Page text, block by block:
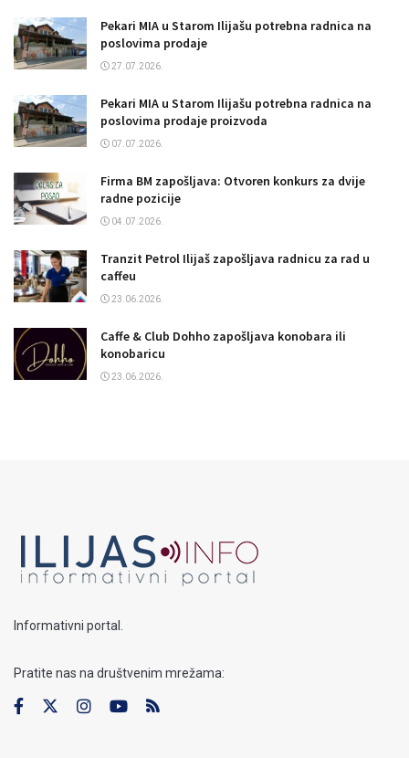
Pekari MIA u Starom Ilijašu potrebna radnica na
poslovima prodaje
27.07.2026.
Pekari MIA u Starom Ilijašu potrebna radnica na
poslovima prodaje proizvoda
07.07.2026.
Firma BM zapošljava: Otvoren konkurs za dvije
radne pozicije
04.07.2026.
Tranzit Petrol Ilijaš zapošljava radnicu za rad u
caffeu
23.06.2026.
Caffe & Club Dohho zapošljava konobara ili
konobaricu
23.06.2026.
Informativni portal.
Pratite nas na društvenim mrežama: